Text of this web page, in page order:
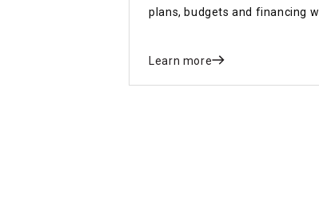
plans, budgets and financing
Learn more